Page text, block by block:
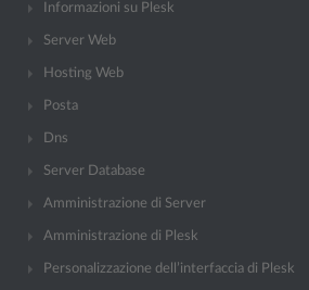
Informazioni su Plesk
Server Web
Hosting Web
Posta
Dns
Server Database
Amministrazione di Server
Amministrazione di Plesk
Personalizzazione dell’interfaccia di Plesk